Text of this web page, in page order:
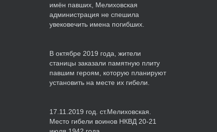
имён павших, Мелиховская
администрация не спешила
увековечить имена погибших.
В октябре 2019 года, жители
станицы заказали памятную плиту
павшим героям, которую планируют
установить на месте их гибели.
17.11.2019 год. ст.Мелиховская.
Место гибели воинов НКВД 20-21